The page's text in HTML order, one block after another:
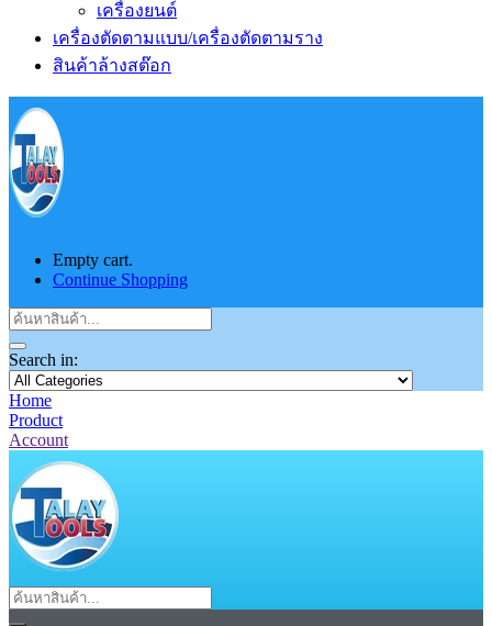
เครื่องยนต์
เครื่องตัดตามแบบ/เครื่องตัดตามราง
สินค้าล้างสต๊อก
Empty cart.
Continue Shopping
Search in:
Home
Product
Account